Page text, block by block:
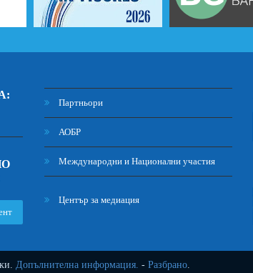
Допълнителна информация. - Разбрано.
Партньори
АОБР
Международни и Национални участия
Център за медиация